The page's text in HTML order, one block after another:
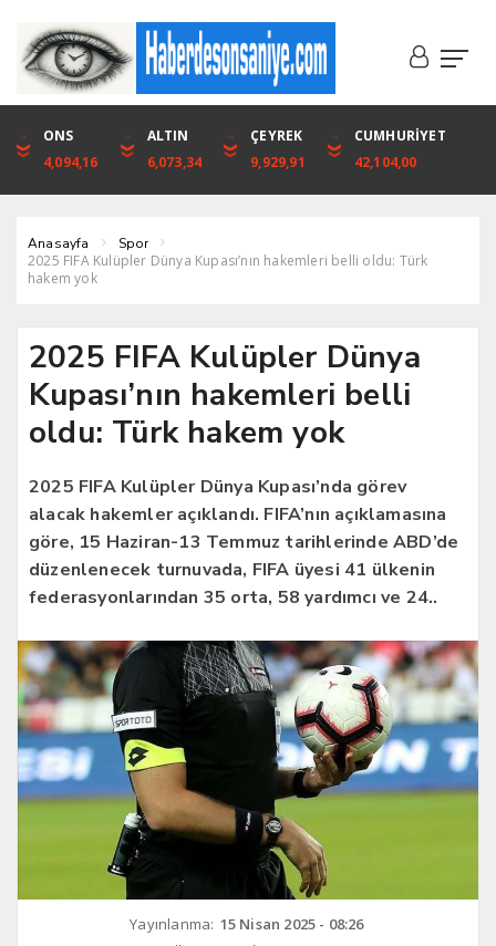
DOLAR
46,1316
EURO
53,3001
ALTIN
6,073,34
BIST
1.720,92
ONS
4,094,16
ALTIN
6,073,34
ÇEYREK
9,929,91
CUMHURİYET
42,104,00
Anasayfa Spor
2025 FIFA Kulüpler Dünya Kupası’nın hakemleri belli oldu: Türk
hakem yok
2025 FIFA Kulüpler Dünya
Kupası’nın hakemleri belli
oldu: Türk hakem yok
2025 FIFA Kulüpler Dünya Kupası’nda görev
alacak hakemler açıklandı. FIFA’nın açıklamasına
göre, 15 Haziran-13 Temmuz tarihlerinde ABD’de
düzenlenecek turnuvada, FIFA üyesi 41 ülkenin
federasyonlarından 35 orta, 58 yardımcı ve 24..
Yayınlanma: 15 Nisan 2025 - 08:26